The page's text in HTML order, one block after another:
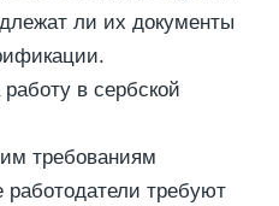
ли их документы
в сербской
требованиям
работодатели требуют